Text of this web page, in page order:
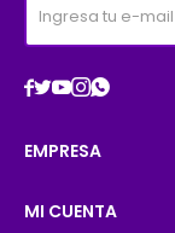

EMPRESA
MI CUENTA